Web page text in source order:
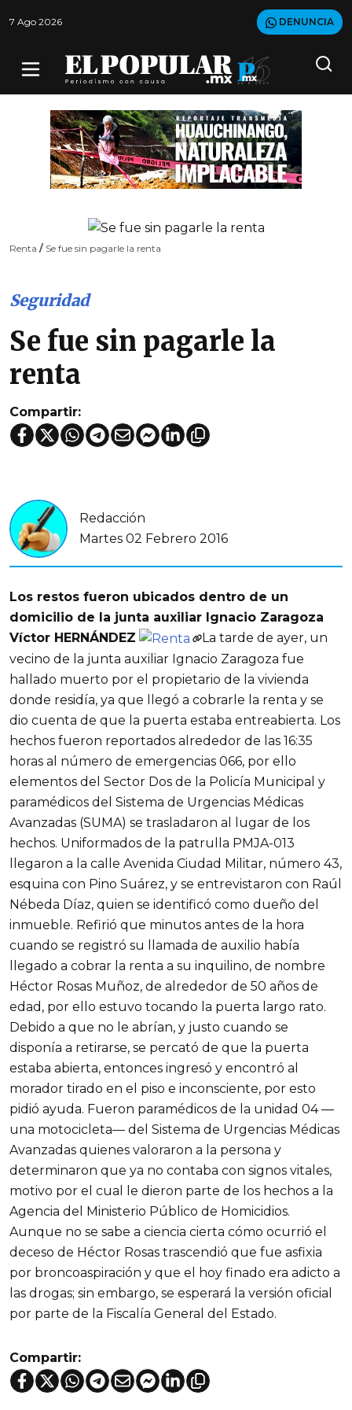
7 Ago 2026 DENUNCIA
Renta / Se fue sin pagarle la renta
Seguridad
Se fue sin pagarle la
renta
Compartir:
Redacción
Martes 02 Febrero 2016
Los restos fueron ubicados dentro de un
domicilio de la junta auxiliar Ignacio Zaragoza
Víctor HERNÁNDEZ
La tarde de ayer, un
vecino de la junta auxiliar Ignacio Zaragoza fue
hallado muerto por el propietario de la vivienda
donde residía, ya que llegó a cobrarle la renta y se
dio cuenta de que la puerta estaba entreabierta. Los
hechos fueron reportados alrededor de las 16:35
horas al número de emergencias 066, por ello
elementos del Sector Dos de la Policía Municipal y
paramédicos del Sistema de Urgencias Médicas
Avanzadas (SUMA) se trasladaron al lugar de los
hechos. Uniformados de la patrulla PMJA-013
llegaron a la calle Avenida Ciudad Militar, número 43,
esquina con Pino Suárez, y se entrevistaron con Raúl
Nébeda Díaz, quien se identificó como dueño del
inmueble. Refirió que minutos antes de la hora
cuando se registró su llamada de auxilio había
llegado a cobrar la renta a su inquilino, de nombre
Héctor Rosas Muñoz, de alrededor de 50 años de
edad, por ello estuvo tocando la puerta largo rato.
Debido a que no le abrían, y justo cuando se
disponía a retirarse, se percató de que la puerta
estaba abierta, entonces ingresó y encontró al
morador tirado en el piso e inconsciente, por esto
pidió ayuda. Fueron paramédicos de la unidad 04 —
una motocicleta— del Sistema de Urgencias Médicas
Avanzadas quienes valoraron a la persona y
determinaron que ya no contaba con signos vitales,
motivo por el cual le dieron parte de los hechos a la
Agencia del Ministerio Público de Homicidios.
Aunque no se sabe a ciencia cierta cómo ocurrió el
deceso de Héctor Rosas trascendió que fue asfixia
por broncoaspiración y que el hoy finado era adicto a
las drogas; sin embargo, se esperará la versión oficial
por parte de la Fiscalía General del Estado.
Compartir: